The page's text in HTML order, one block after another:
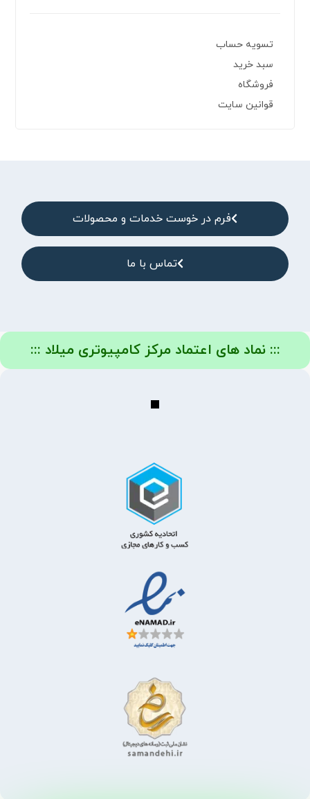
تسویه حساب
سبد خرید
فروشگاه
قوانین سایت
فرم در خوست خدمات و محصولات
تماس با ما
::: نماد های اعتماد مرکز کامپیوتری میلاد :::